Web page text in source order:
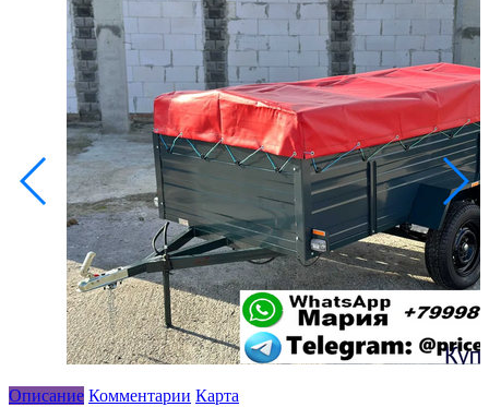
Описание Комментарии Карта